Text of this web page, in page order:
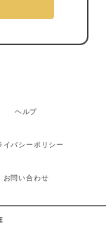
ヘルプ
イバシーポリシー
お問い合わせ